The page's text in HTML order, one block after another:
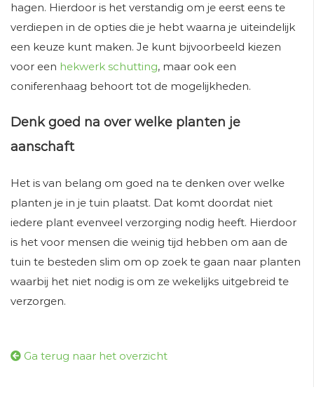
hagen. Hierdoor is het verstandig om je eerst eens te
verdiepen in de opties die je hebt waarna je uiteindelijk
een keuze kunt maken. Je kunt bijvoorbeeld kiezen
voor een hekwerk schutting, maar ook een
coniferenhaag behoort tot de mogelijkheden.
Denk goed na over welke planten je
aanschaft
Het is van belang om goed na te denken over welke
planten je in je tuin plaatst. Dat komt doordat niet
iedere plant evenveel verzorging nodig heeft. Hierdoor
is het voor mensen die weinig tijd hebben om aan de
tuin te besteden slim om op zoek te gaan naar planten
waarbij het niet nodig is om ze wekelijks uitgebreid te
verzorgen.
Ga terug naar het overzicht